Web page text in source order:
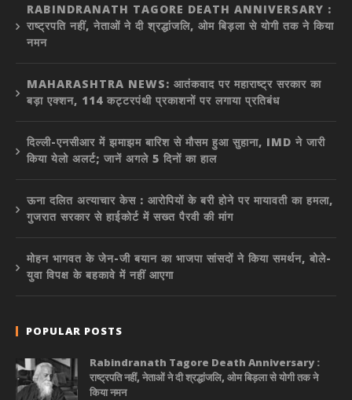
RABINDRANATH TAGORE DEATH ANNIVERSARY :
राष्ट्रपति नहीं, नेताओं ने दी श्रद्धांजलि, ओम बिड़ला से योगी तक ने किया
नमन
MAHARASHTRA NEWS: आतंकवाद पर महाराष्ट्र सरकार का
बड़ा एक्शन, 114 कट्टरपंथी प्रकाशनों पर लगाया प्रतिबंध
दिल्ली-एनसीआर में झमाझम बारिश से मौसम हुआ सुहाना, IMD ने जारी
किया येलो अलर्ट; जानें अगले 5 दिनों का हाल
ऊना दलित अत्याचार केस : आरोपियों के बरी होने पर मायावती का हमला,
गुजरात सरकार से हाईकोर्ट में सख्त पैरवी की मांग
मोहन भागवत के जेन-जी बयान का भाजपा सांसदों ने किया समर्थन, बोले-
युवा विपक्ष के बहकावे में नहीं आएगा
POPULAR POSTS
Rabindranath Tagore Death Anniversary :
राष्ट्रपति नहीं, नेताओं ने दी श्रद्धांजलि, ओम बिड़ला से योगी तक ने
किया नमन